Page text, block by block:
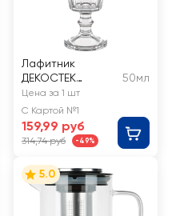
Лафитник
ДЕКОСТЕК
натрий-кальций
силикатное
стекло, 50мл, Арт.
1794
50мл
Цена за 1 шт
С Картой №1
159,99 руб
314,74 руб -49%
5.0